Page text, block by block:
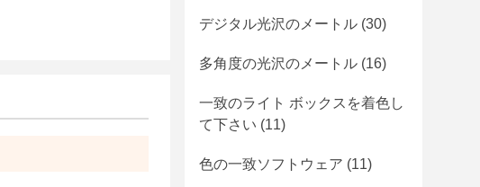
デジタル光沢のメートル (30)
多角度の光沢のメートル (16)
一致のライト ボックスを着色し
て下さい (11)
色の一致ソフトウェア (11)